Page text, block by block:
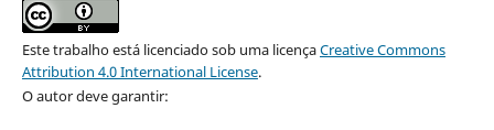
Este trabalho está licenciado sob uma licençaCreative Commons
Attribution 4.0 International License.
O autor deve garantir: